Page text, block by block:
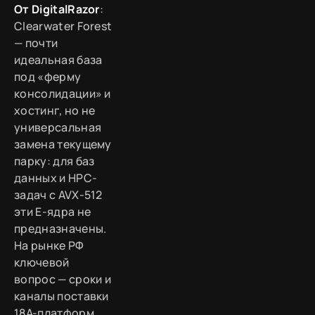
От DigitalRazor:
Clearwater Forest
— почти
идеальная база
под «ферму
консолидации» и
хостинг, но не
универсальная
замена текущему
парку: для баз
данных и HPC-
задач с AVX-512
эти E-ядра не
предназначены.
На рынке РФ
ключевой
вопрос — сроки и
каналы поставки